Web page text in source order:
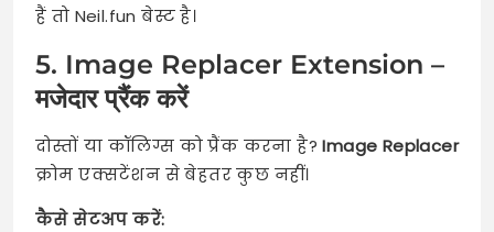
हैं तो Neil.fun बेस्ट है।
5. Image Replacer Extension –
मजेदार प्रैंक करें
दोस्तों या कॉलिग्स को प्रैंक करना है?Image Replacer
क्रोम एक्सटेंशन से बेहतर कुछ नहीं।
कैसे सेटअप करें: